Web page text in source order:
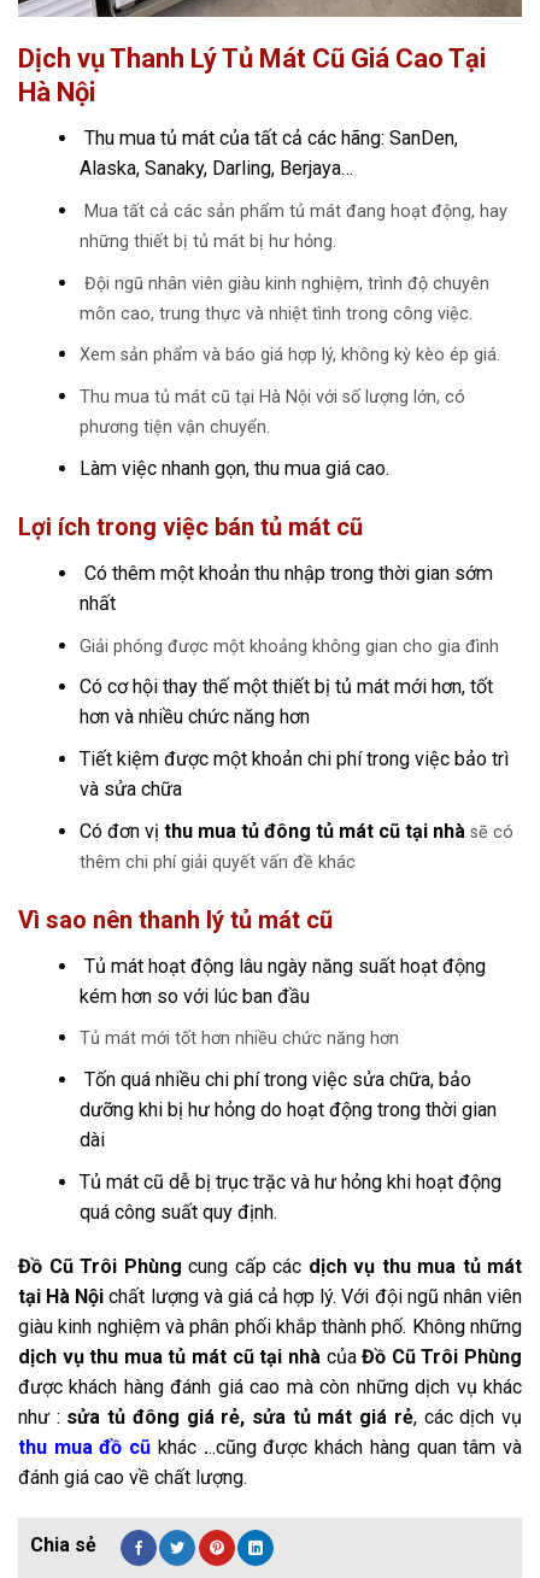
Dịch vụ Thanh Lý Tủ Mát Cũ Giá Cao Tại
Hà Nội
Thu mua tủ mát của tất cả các hãng: SanDen,
Alaska, Sanaky, Darling, Berjaya…
Mua tất cả các sản phẩm tủ mát đang hoạt động, hay
những thiết bị tủ mát bị hư hỏng.
Đội ngũ nhân viên giàu kinh nghiệm, trình độ chuyên
môn cao, trung thực và nhiệt tình trong công việc.
Xem sản phẩm và báo giá hợp lý, không kỳ kèo ép giá.
Thu mua tủ mát cũ tại Hà Nội với số lượng lớn, có
phương tiện vận chuyển.
Làm việc nhanh gọn, thu mua giá cao.
Lợi ích trong việc bán tủ mát cũ
Có thêm một khoản thu nhập trong thời gian sớm
nhất
Giải phóng được một khoảng không gian cho gia đình
Có cơ hội thay thế một thiết bị tủ mát mới hơn, tốt
hơn và nhiều chức năng hơn
Tiết kiệm được một khoản chi phí trong việc bảo trì
và sửa chữa
Có đơn vị thu mua tủ đông tủ mát cũ tại nhà sẽ có
thêm chi phí giải quyết vấn đề khác
Vì sao nên thanh lý tủ mát cũ
Tủ mát hoạt động lâu ngày năng suất hoạt động
kém hơn so với lúc ban đầu
Tủ mát mới tốt hơn nhiều chức năng hơn
Tốn quá nhiều chi phí trong việc sửa chữa, bảo
dưỡng khi bị hư hỏng do hoạt động trong thời gian
dài
Tủ mát cũ dễ bị trục trặc và hư hỏng khi hoạt động
quá công suất quy định.
Đồ Cũ Trôi Phùng cung cấp các dịch vụ thu mua tủ mát
tại Hà Nội chất lượng và giá cả hợp lý. Với đội ngũ nhân viên
giàu kinh nghiệm và phân phối khắp thành phố. Không những
dịch vụ thu mua tủ mát cũ tại nhà củaĐồ Cũ Trôi Phùng
được khách hàng đánh giá cao mà còn những dịch vụ khác
như : sửa tủ đông giá rẻ, sửa tủ mát giá rẻ, các dịch vụ
thu mua đồ cũ khác ...cũng được khách hàng quan tâm và
đánh giá cao về chất lượng.